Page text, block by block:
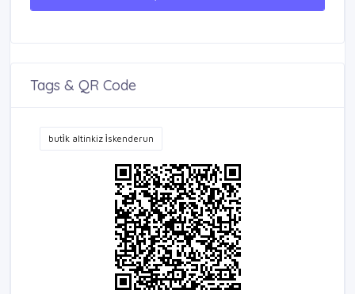
Tags & QR Code
buti̇k altinkiz i̇skenderun